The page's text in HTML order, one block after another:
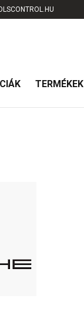
TERMÉKEK